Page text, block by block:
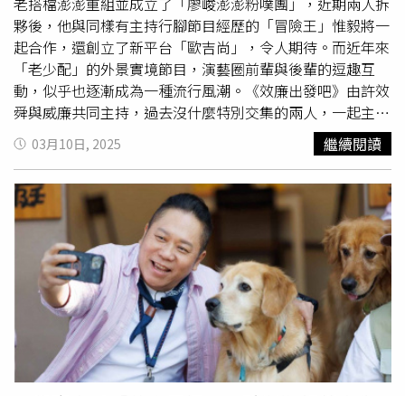
夥後，他與同樣有主持行腳節目經歷的「冒險王」惟毅將一
起合作，還創立了新平台「歐吉尚」，令人期待。而近年來
「老少配」的外景實境節目，演藝圈前輩與後輩的逗趣互
動，似乎也逐漸成為一種流行風潮。《效廉出發吧》由許效
舜與威廉共同主持，過去沒什麼特別交集的兩人，一起主持
起來卻意外地充滿樂趣，藉著一個又一個看似沒有目的、說
走就走的旅行，只帶著簡單的行囊，騎著充滿熱血的機車，
卻創造出許多動人有趣、見證男人間的友誼的故事，也累積
大批死忠粉絲支持，去年節目曾舉辦粉絲見面會，有粉絲因
身上有大面積燒燙傷導致行動不便，卻還是辛苦從新竹搭車
到台北參加粉絲見面會，讓兩人感動到忍不住眼眶泛紅。蔡
昌憲（左起）、 乱彈阿翔、高慧君、李宣榕曾一起參加《花
甲少年趣旅行》，網友認為蔡昌憲比較像花甲不像少年。
（圖／東森提供）《花甲少年趣旅行》也是個跨世代的明星
旅遊實境節目，每次旅程都會邀請2位「花甲」明星和2位
「少年」藝人的旅伴，跨越年齡的差距，結伴旅行出遊，有
時候雖然「長輩組」不見得真的有到「花甲」之年，「少年
03月10日, 2025 繼續閱讀